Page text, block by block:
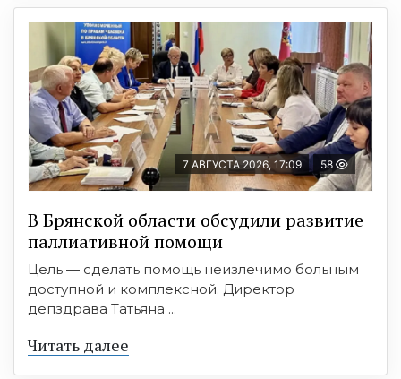
7 АВГУСТА 2026, 17:09 58
В Брянской области обсудили развитие
паллиативной помощи
Цель — сделать помощь неизлечимо больным
доступной и комплексной. Директор
депздрава Татьяна ...
Читать далее